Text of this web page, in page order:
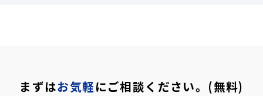
まずはお気軽にご相談ください。(無料)